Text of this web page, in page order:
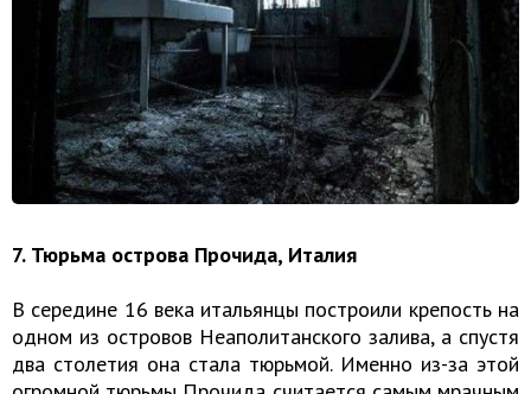
7. Тюрьма острова Прочида, Италия
В середине 16 века итальянцы построили крепость на
одном из островов Неаполитанского залива, а спустя
два столетия она стала тюрьмой. Именно из-за этой